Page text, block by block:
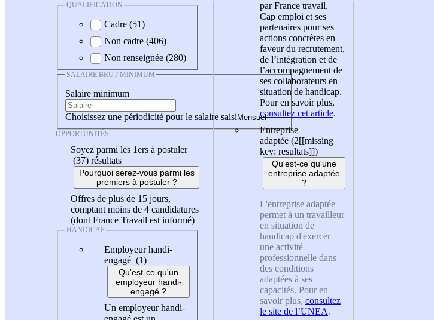
QUALIFICATION
Cadre (51)
Non cadre (406)
Non renseignée (280)
SALAIRE BRUT MINIMUM
Salaire minimum
Choisissez une périodicité pour le salaire saisi
OPPORTUNITÉS
Soyez parmi les 1ers à postuler
(37) résultats
Pourquoi serez-vous parmi les
premiers à postuler ?
Offres de plus de 15 jours,
comptant moins de 4 candidatures
(dont France Travail est informé)
HANDICAP
Employeur handi-
engagé (1)
Qu'est-ce qu'un
employeur handi-
engagé ?
Un employeur handi-
par France travail,
Cap emploi et ses
partenaires pour ses
actions concrètes en
faveur du recrutement,
de l’intégration et de
l’accompagnement de
ses collaborateurs en
situation de handicap.
Pour en savoir plus,
consultez cet article.
Entreprise
adaptée (2[[missing
key: resultats]])
Qu'est-ce qu'une
entreprise adaptée
?
L'entreprise adaptée
permet à un travailleur
en situation de
handicap d'exercer
une activité
professionnelle dans
des conditions
adaptées à ses
capacités. Pour en
savoir plus, consultez
le site de l’UNEA.